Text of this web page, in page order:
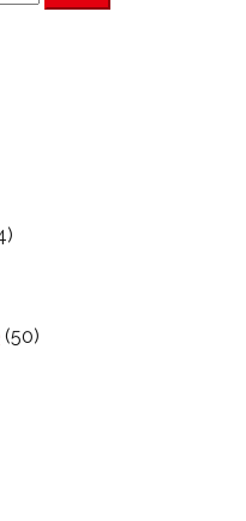
(50)